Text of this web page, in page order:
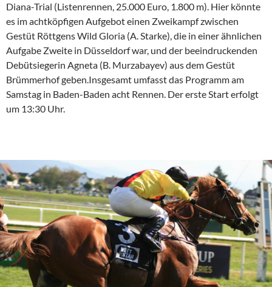
Diana-Trial (Listenrennen, 25.000 Euro, 1.800 m). Hier könnte
es im achtköpfigen Aufgebot einen Zweikampf zwischen
Gestüt Röttgens Wild Gloria (A. Starke), die in einer ähnlichen
Aufgabe Zweite in Düsseldorf war, und der beeindruckenden
Debütsiegerin Agneta (B. Murzabayev) aus dem Gestüt
Brümmerhof geben.Insgesamt umfasst das Programm am
Samstag in Baden-Baden acht Rennen. Der erste Start erfolgt
um 13:30 Uhr.